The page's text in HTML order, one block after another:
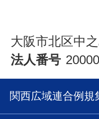
大阪市北区中
法人番号
関西広域連合例規